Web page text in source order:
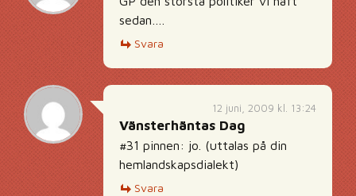
sedan….
Svara
12 juni, 2009 kl. 13:24
Vänsterhäntas Dag
#31 pinnen: jo. (uttalas på din
hemlandskapsdialekt)
Svara